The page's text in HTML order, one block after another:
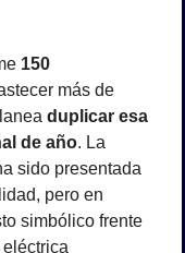
150
más de
duplicar esa
de año. La
sido presentada
pero en
simbólico frente